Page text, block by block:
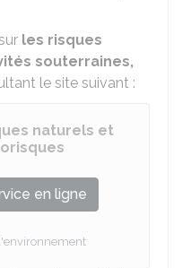
les risques
souterraines,
le site suivant :
naturels et
en ligne